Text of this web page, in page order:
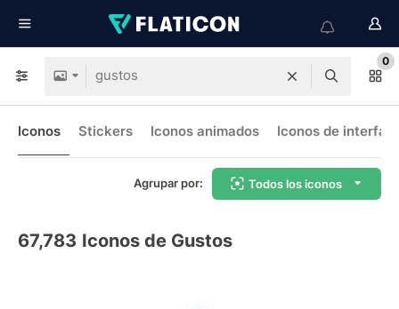
0
Iconos Stickers Iconos animados Iconos de interfaz
Agrupar por: Todos los iconos
67,783 Iconos de Gustos